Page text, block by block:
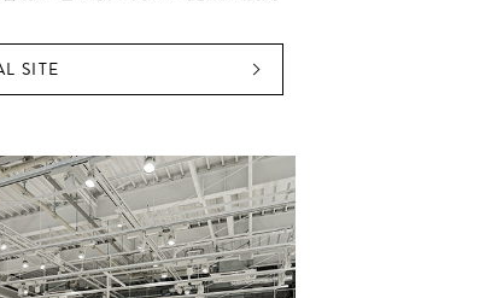
SITE